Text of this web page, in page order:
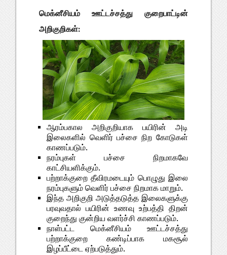
மெக்னீசியம் ஊட்டச்சத்து குறைபாட்டின்
அறிகுறிகள்:
ஆரம்பகால அறிகுறியாக பயிரின் அடி
இலைகளில் வெளிர் பச்சை நிற கோடுகள்
காணப்படும்.
நரம்புகள் பச்சை நிறமாகவே
காட்சியளிக்கும்.
பற்றாக்குறை தீவிரமடையும் பொழுது இலை
நரம்புகளும் வெளிர் பச்சை நிறமாக மாறும்.
இந்த அறிகுறி அடுத்தடுத்த இலைகளுக்கு
பரவுவதால் பயிரின் உணவு உற்பத்தி திறன்
குறைந்து குன்றிய வளர்ச்சி காணப்படும்.
நாள்பட்ட மெக்னீசியம் ஊட்டச்சத்து
பற்றாக்குறை கண்டிப்பாக மகசூல்
இழப்பீட்டை ஏற்படுத்தும்.